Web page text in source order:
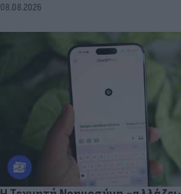
08.08.2026